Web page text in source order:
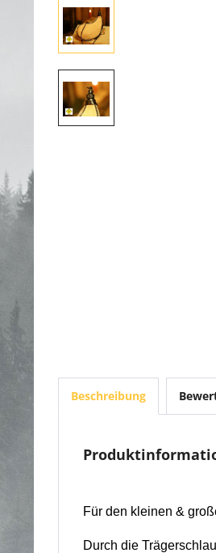
Beschreibung
Für den kleinen &
Durch die